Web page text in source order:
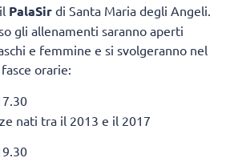
PalaSir di Santa Maria degli Angeli.
gli allenamenti saranno aperti
e femmine e si svolgeranno nel
orarie:
nati tra il 2013 e il 2017